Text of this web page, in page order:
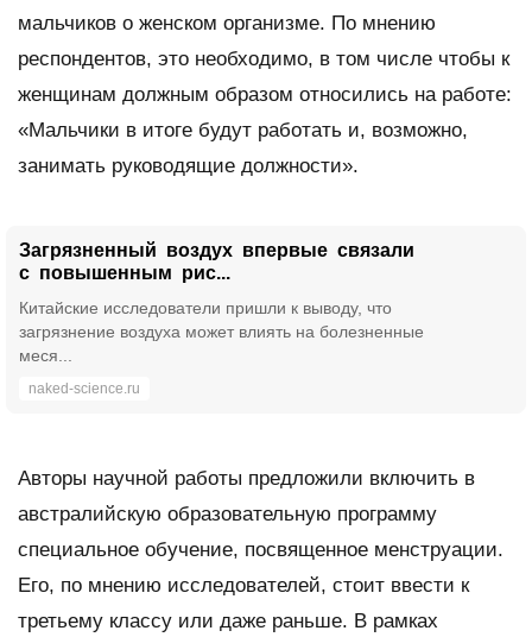
мальчиков о женском организме. По мнению
респондентов, это необходимо, в том числе чтобы к
женщинам должным образом относились на работе:
«Мальчики в итоге будут работать и, возможно,
занимать руководящие должности».
Загрязненный воздух впервые связали
с повышенным рис...
Китайские исследователи пришли к выводу, что
загрязнение воздуха может влиять на болезненные
меся...
naked-science.ru
Авторы научной работы предложили включить в
австралийскую образовательную программу
специальное обучение, посвященное менструации.
Его, по мнению исследователей, стоит ввести к
третьему классу или даже раньше. В рамках